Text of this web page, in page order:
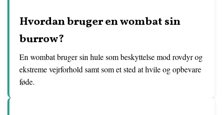
Hvordan bruger en wombat sin
burrow?
En wombat bruger sin hule som beskyttelse mod rovdyr og
ekstreme vejrforhold samt som et sted at hvile og opbevare
føde.